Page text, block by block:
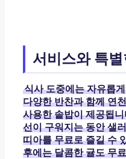
서비스와 특별
식사 도중에는 자유롭
다양한 반찬과 함께 연
사용한 솥밥이 제공됩니
선이 구워지는 동안 샐
띠아를 무료로 즐길 수
후에는 달콤한 귤도 무